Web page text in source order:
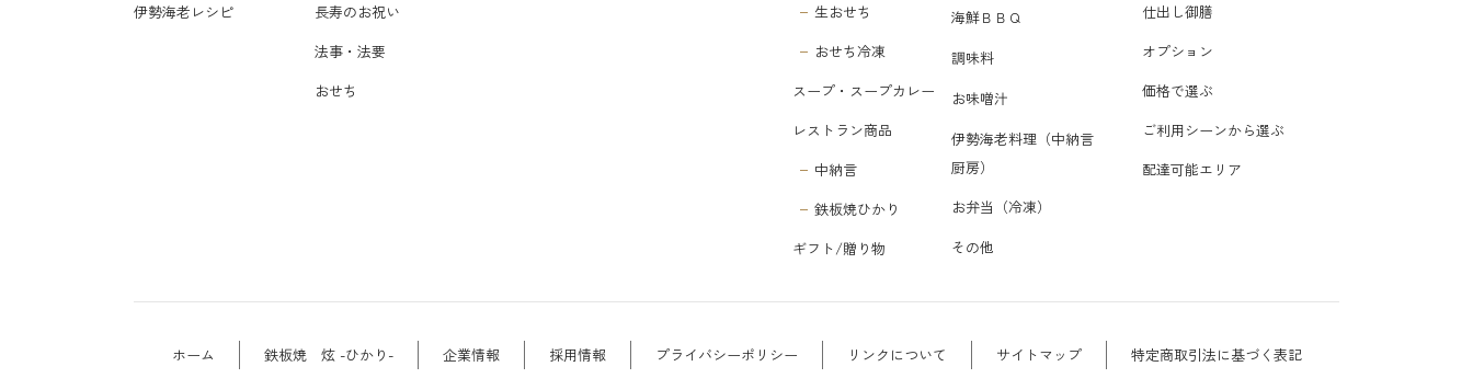
伊勢海老レシピ
長寿のお祝い
法事・法要
おせち
生おせち
おせち冷凍
スープ・スープカレー
レストラン商品
中納言
鉄板焼ひかり
ギフト/贈り物
海鮮ＢＢＱ
調味料
お味噌汁
伊勢海老料理（中納言
厨房）
お弁当（冷凍）
その他
仕出し御膳
オプション
価格で選ぶ
ご利用シーンから選ぶ
配達可能エリア
ホーム 鉄板焼 炫 -ひかり- 企業情報 採用情報 プライバシーポリシー リンクについて サイトマップ 特定商取引法に基づく表記